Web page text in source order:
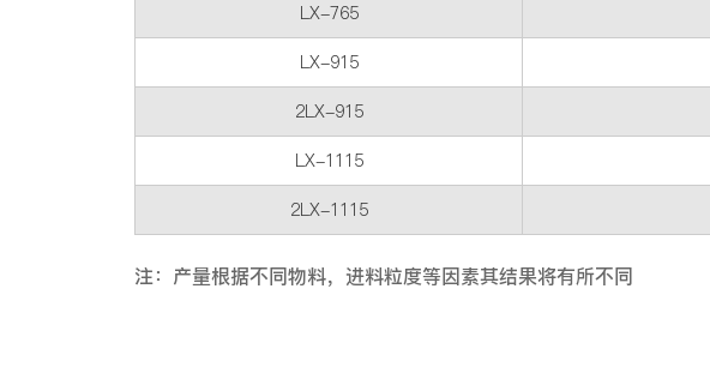
LX-765
LX-915
2LX-915
LX-1115
2LX-1115
注：产量根据不同物料，进料粒度等因素其结果将有所不同